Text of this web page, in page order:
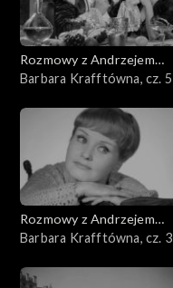
Rozmowy z Andrzejem
Doboszem
Barbara Krafftówna, cz. 5
Rozmowy z Andrzejem
Doboszem
Barbara Krafftówna, cz. 3